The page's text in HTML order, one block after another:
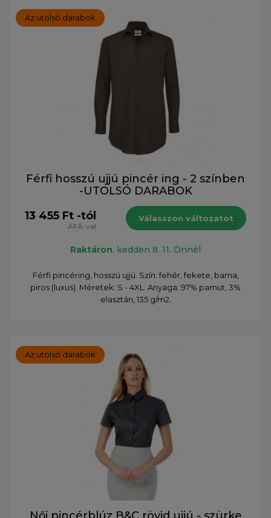
Az utolsó darabok
Férfi hosszú ujjú pincér ing - 2 színben
-UTOLSÓ DARABOK
13 455 Ft -tól
ÁFÁ-val
Válasszon változatot
Raktáron, kedden 8. 11. Önnél
Férfi pincéring, hosszú ujjú. Szín: fehér, fekete, barna,
piros (luxus). Méretek: S - 4XL. Anyaga: 97% pamut, 3%
elasztán, 135 g/m2.
Az utolsó darabok